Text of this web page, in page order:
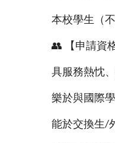
本校學生（
👥 【申請資
具服務熱忱
樂於與國際
能於交換生/